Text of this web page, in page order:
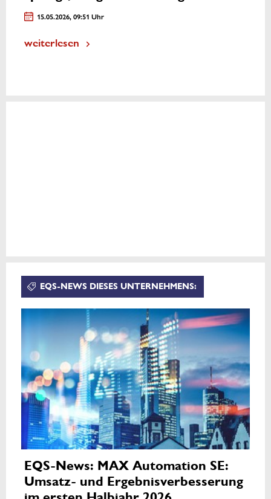
15.05.2026, 09:51 Uhr
weiterlesen
EQS-NEWS DIESES UNTERNEHMENS:
EQS-News: MAX Automation SE:
Umsatz- und Ergebnisverbesserung